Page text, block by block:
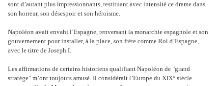
sont d’autant plus impressionnants, restituant avec intensité ce drame dans
son horreur, son désespoir et son héroïsme.
Napoléon avait envahi l’Espagne, renversant la monarchie espagnole et son
gouvernement pour installer, à la place, son frère comme Roi d’Espagne,
avec le titre de Joseph I.
Les affirmations de certains historiens qualifiant Napoléon de "grand
stratège" m’ont toujours amusé. Il considérait l’Europe du XIX° siècle